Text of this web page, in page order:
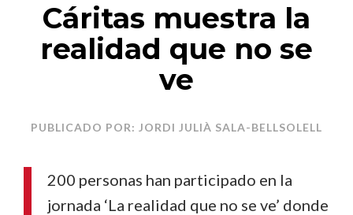
Cáritas muestra la
realidad que no se
ve
PUBLICADO POR: JORDI JULIÀ SALA-BELLSOLELL
200 personas han participado en la
jornada ‘La realidad que no se ve’ donde